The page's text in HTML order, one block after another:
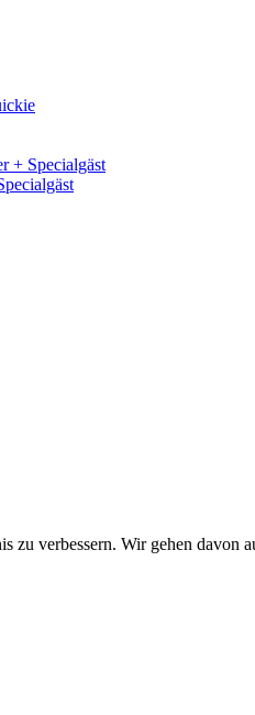
+ Specialgäst
zu verbessern. Wir gehen davon